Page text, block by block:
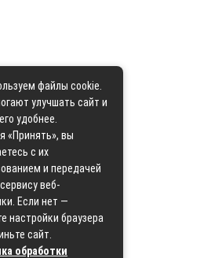
файлы cookie.
улучшать сайт и
удобнее.
«Принять», вы
с их
и передачей
веб-
Если нет —
настройки браузера
сайт.
обработки